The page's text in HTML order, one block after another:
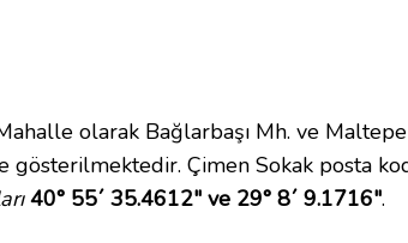
olarak Bağlarbaşı Mh. ve
Çimen Sokak posta
40° 55´ 35.4612" ve 29° 8´ 9.1716".